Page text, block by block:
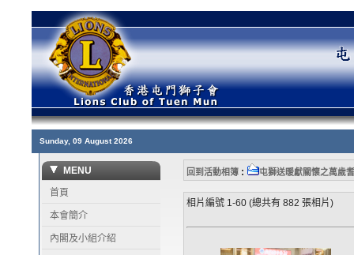
Sunday, 09 August 2026
MENU
首頁
本會簡介
內閣及小組介紹
回到活動相簿 : 屯獅送暖獻關懷之萬歲
相片編號 1-60 (總共有 882 張相片)